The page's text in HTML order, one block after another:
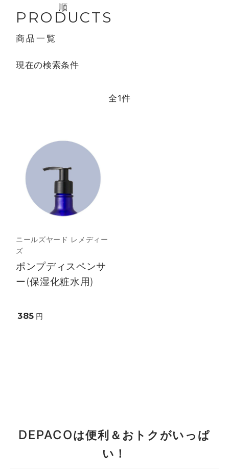
順
PRODUCTS
商品一覧
現在の検索条件
全1件
ニールズヤード レメディー
ズ
ポンプディスペンサ
ー(保湿化粧水用)
385 円
DEPACOは便利＆おトクがいっぱ
い！